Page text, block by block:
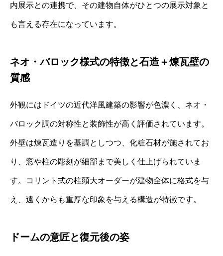
内展示との連携で、その建物自体がひとつの展示対象と
も言える存在になっています。
ネオ・バロック様式の特徴と石造＋煉瓦壁の
質感
外観にはドイツの近代洋風建築の影響が色濃く、ネオ・
バロック調の対称性と装飾性が高く評価されています。
外壁は煉瓦造りを基調としつつ、化粧石材が施されてお
り、窓や柱の彫刻が細部まで美しく仕上げられていま
す。コリント式の柱頭大オーダーが建物全体に格式を与
え、遠くからも重厚な印象を与える構造が特徴です。
ドームの意匠と復元後の姿